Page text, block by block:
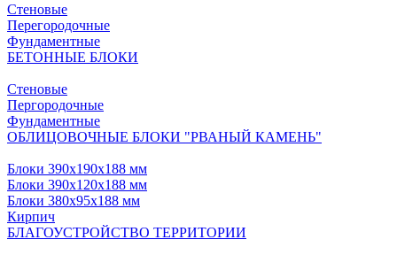
Стеновые
Перегородочные
Фундаментные
БЕТОННЫЕ БЛОКИ
Стеновые
Пергородочные
Фундаментные
ОБЛИЦОВОЧНЫЕ БЛОКИ "РВАНЫЙ КАМЕНЬ"
Блоки 390х190х188 мм
Блоки 390х120х188 мм
Блоки 380х95х188 мм
Кирпич
БЛАГОУСТРОЙСТВО ТЕРРИТОРИИ